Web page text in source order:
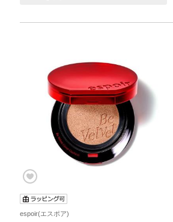
espoir(エスポア)